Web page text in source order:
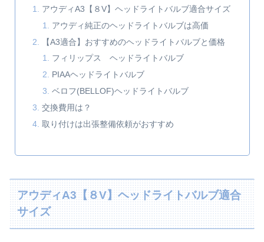
アウディA3【８V】ヘッドライトバルブ適合サイズ
アウディ純正のヘッドライトバルブは高価
【A3適合】おすすめのヘッドライトバルブと価格
フィリップス ヘッドライトバルブ
PIAAヘッドライトバルブ
ベロフ(BELLOF)ヘッドライトバルブ
交換費用は？
取り付けは出張整備依頼がおすすめ
アウディA3【８V】ヘッドライトバルブ適合
サイズ